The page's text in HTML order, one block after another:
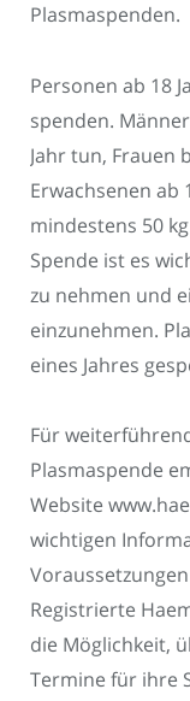
Plasmaspenden.
Personen ab 18
spenden.
Jahr tun, Frauen
Erwachsenen ab
mindestens 50
Spende ist es
zu nehmen und
einzunehmen.
eines Jahres
Für
Plasmaspende
Website
wichtigen
Registrierte
die Möglichkeit,
Termine für ihre